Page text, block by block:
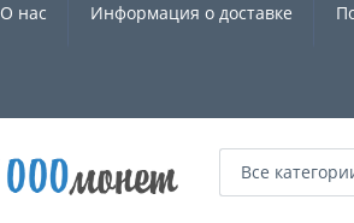
О нас Информация о доставке
Все